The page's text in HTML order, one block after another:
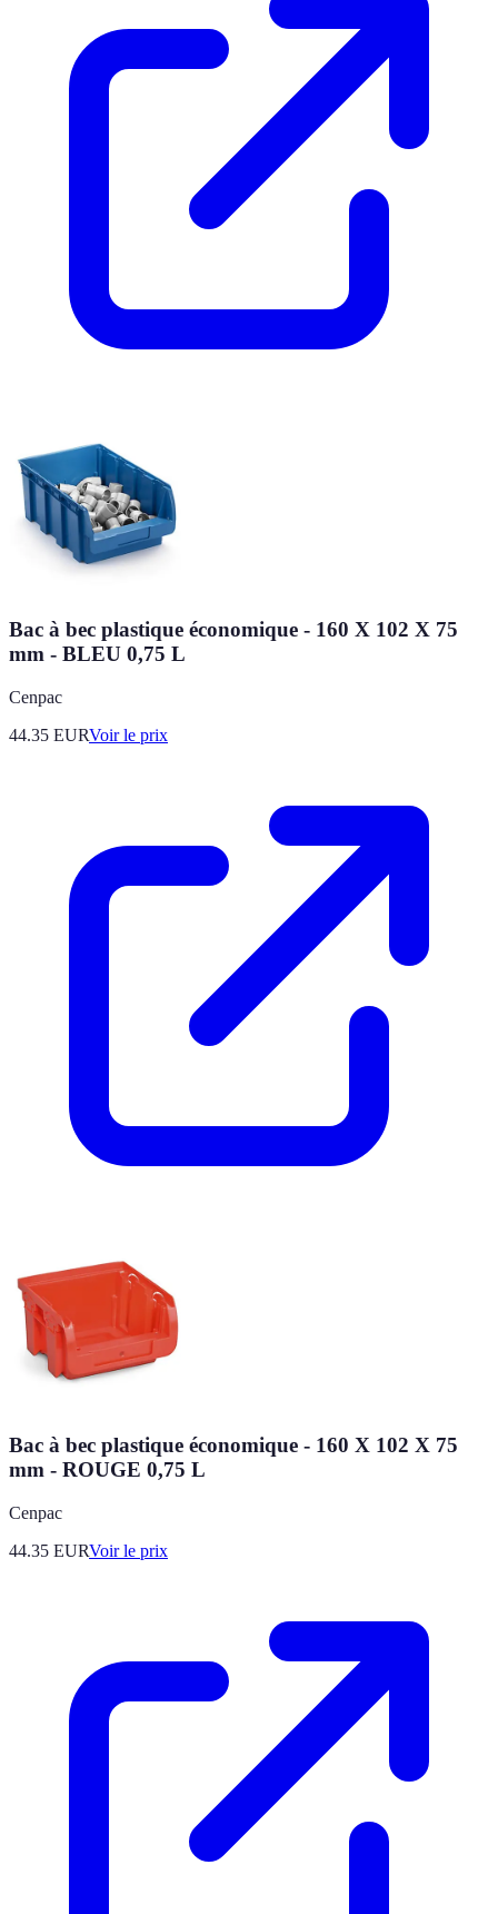
Bac à bec plastique économique - 160 X 102 X 75
mm - BLEU 0,75 L
Cenpac
44.35 EURVoir le prix
Bac à bec plastique économique - 160 X 102 X 75
mm - ROUGE 0,75 L
Cenpac
44.35 EURVoir le prix